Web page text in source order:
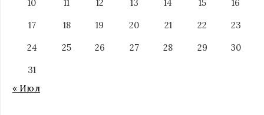
10 11 12 13 14 15
16
17
18 19 20 21 22
23
24
25 26 27 28 29
30
31
« Июл